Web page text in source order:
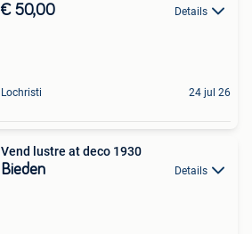
€ 50,00 Details
Lochristi 24 jul 26
Vend lustre at deco 1930
Bieden Details